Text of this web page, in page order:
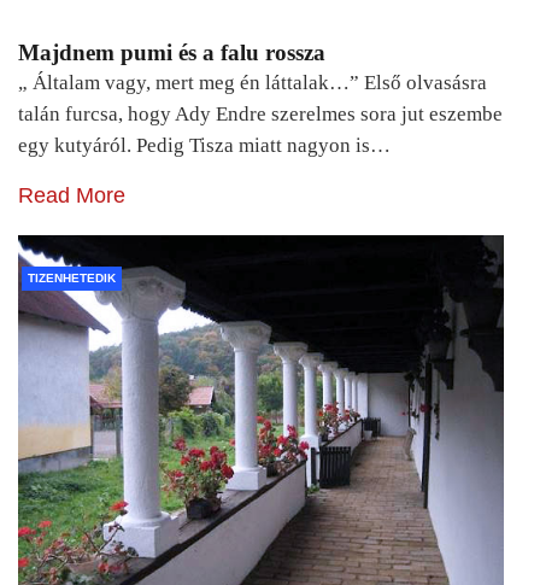
Majdnem pumi és a falu rossza
„ Általam vagy, mert meg én láttalak…” Első olvasásra
talán furcsa, hogy Ady Endre szerelmes sora jut eszembe
egy kutyáról. Pedig Tisza miatt nagyon is…
Read More
TIZENHETEDIK